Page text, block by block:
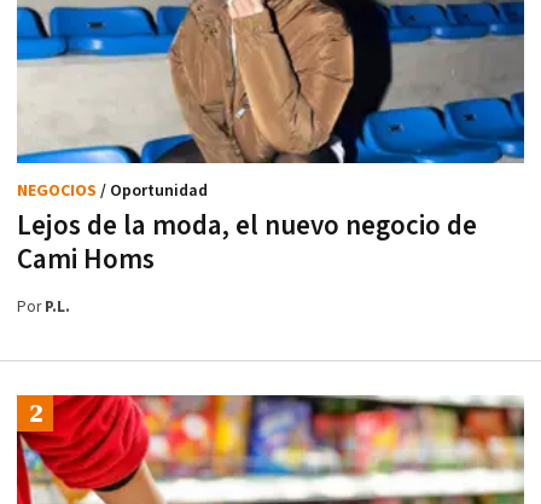
Lejos de la moda, el nuevo negocio de
Cami Homs
NEGOCIOS / Oportunidad
PorP.L.